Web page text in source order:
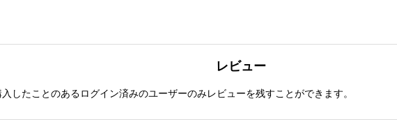
レビュー
したことのあるログイン済みのユーザーのみレビューを残すことができます。